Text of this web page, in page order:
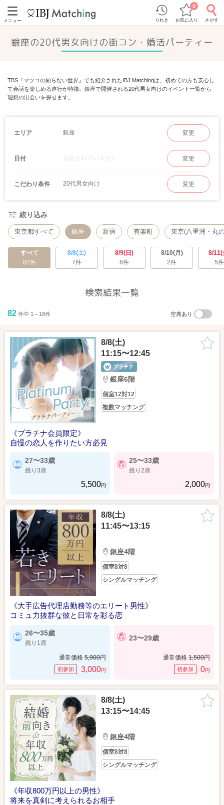
メニュー りれき お気に入り
0
さがす
銀座の20代男女向けの街コン・婚活パーティー
TBS『マツコの知らない世界』でも紹介されたIBJ Matchingは、初めての方も安心し
て会話を楽しめる進行が特徴。銀座で開催される20代男女向けのイベント一覧から
理想の出会いを探せます。
エリア 銀座 変更
日付 指定されていません 変更
こだわり条件 20代男女向け 変更
絞り込み
東京都すべて 銀座 新宿 有楽町 東京(八重洲・丸
すべて
82件
8/8(土)
7件
8/9(日)
8件
8/10(月)
2件
8/11(
5件
検索結果一覧
82 件中 1～18件 空席あり
8/8(土)
11:15〜12:45
銀座6階
個室12対12
複数マッチング
《プラチナ会員限定》
自慢の恋人を作りたい方必見
27〜33歳
残り3席
5,500円
25〜33歳
残り2席
2,000円
8/8(土)
11:45〜13:15
銀座4階
個室8対8
シングルマッチング
《大手広告代理店勤務等のエリート男性》
コミュ力抜群な彼と日常を彩る恋
26〜35歳
残り1席
通常価格 5,900円
初参加 3,000円
23〜29歳
通常価格 1,500円
初参加 0円
8/8(土)
13:15〜14:45
銀座4階
個室8対8
シングルマッチング
《年収800万円以上の男性》
将来を真剣に考えられるお相手